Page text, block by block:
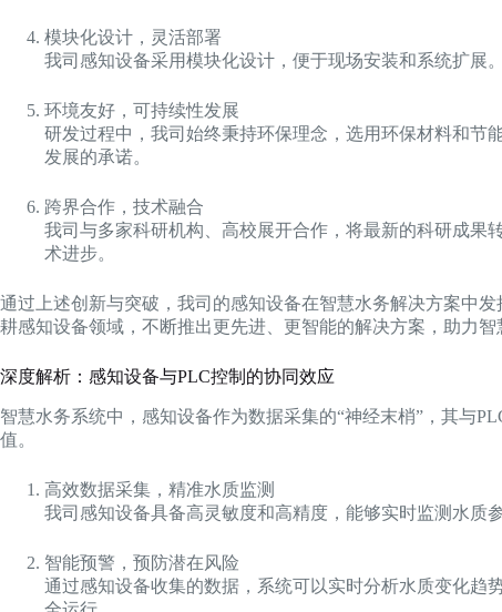
模块化设计，灵活部署
我司感知设备采用模块化设计，便于现场安装和系统扩展
环境友好，可持续性发展
研发过程中，我司始终秉持环保理念，选用环保材料和节
发展的承诺。
跨界合作，技术融合
我司与多家科研机构、高校展开合作，将最新的科研成果
术进步。
通过上述创新与突破，我司的感知设备在智慧水务解决方案中
耕感知设备领域，不断推出更先进、更智能的解决方案，助力智
深度解析：感知设备与PLC控制的协同效应
智慧水务系统中，感知设备作为数据采集的“神经末梢”，其与
值。
高效数据采集，精准水质监测
我司感知设备具备高灵敏度和高精度，能够实时监测水质
智能预警，预防潜在风险
通过感知设备收集的数据，系统可以实时分析水质变化趋